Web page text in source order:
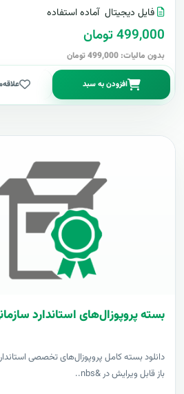
فایل دیجیتال آماده استفاده
499,000 تومان
بدون مالیات: 499,000 تومان
افزودن به سبد
بسته پروپوزال‌های استاندارد
دانلود بسته کامل پروپوزال‌های تخصصی
باز قابل ویرایش در &nbs..